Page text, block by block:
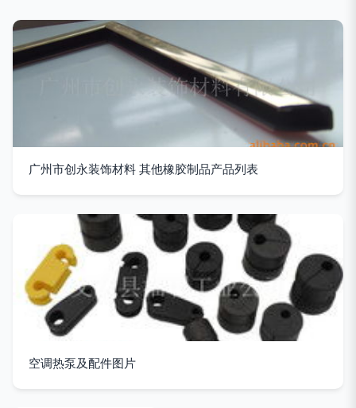
广州市创永装饰材料 其他橡胶制品产品列表
空调热泵及配件图片